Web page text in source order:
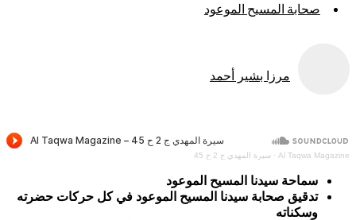
صحابة المسيح الموعود
مرزا بشير أحمد
Al Taqwa
·سيرة المهدي ج 2 ح 45
سماحة سيدنا المسيح الموعود
تدقيق صحابة سيدنا المسيح الموعود في كل حركات حضرته
وسكناته